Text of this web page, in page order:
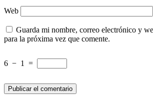
Web
Guarda mi nombre, correo electrónico y
para la próxima vez que comente.
6 − 1 =